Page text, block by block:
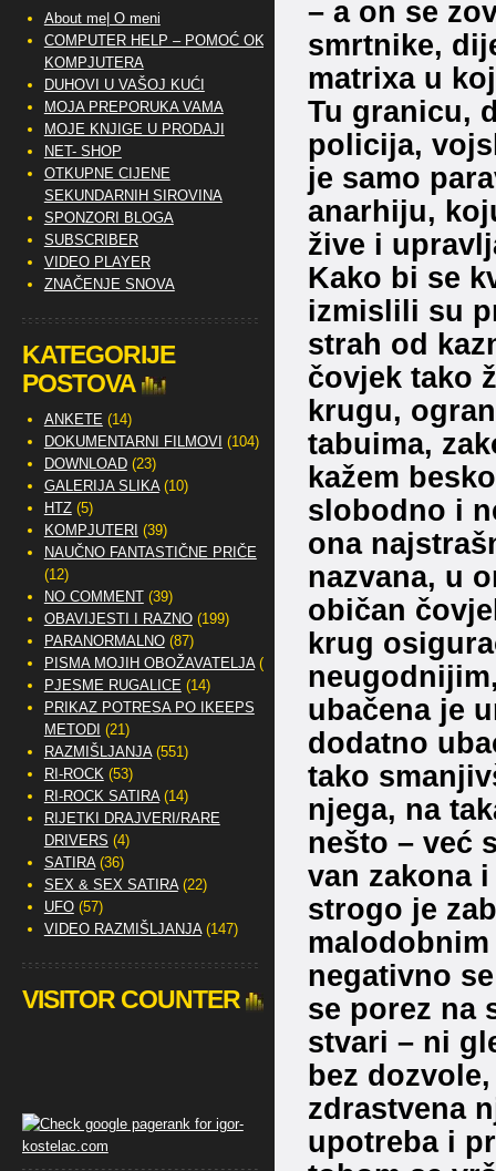
– a on se
smrtnike,
matrixa u
Tu granicu,
policija,
je samo
anarhiju,
žive i
Kako bi se
izmislili su
strah od
čovjek tako
krugu,
tabuima,
kažem
slobodno i
ona
nazvana, u
običan
krug
ubačena je
dodatno
tako
njega, na
nešto – već
van zakona
strogo je
negativno
se porez na
stvari – ni
bez
zdrastvena
upotreba i
About me| O meni
COMPUTER HELP – POMOĆ OKO
KOMPJUTERA
DUHOVI U VAŠOJ KUĆI
MOJA PREPORUKA VAMA
MOJE KNJIGE U PRODAJI
NET- SHOP
OTKUPNE CIJENE
SEKUNDARNIH SIROVINA
SPONZORI BLOGA
SUBSCRIBER
VIDEO PLAYER
ZNAČENJE SNOVA
KATEGORIJE
POSTOVA
ANKETE (14)
DOKUMENTARNI FILMOVI (104)
DOWNLOAD(23)
GALERIJA SLIKA(10)
HTZ(5)
KOMPJUTERI (39)
NAUČNO FANTASTIČNE PRIČE
(12)
NO COMMENT(39)
OBAVIJESTI I RAZNO(199)
PARANORMALNO(87)
PISMA MOJIH OBOŽAVATELJA(2)
PJESME RUGALICE (14)
PRIKAZ POTRESA PO IKEEPS
METODI (21)
RAZMIŠLJANJA(551)
RI-ROCK(53)
RI-ROCK SATIRA(14)
RIJETKI DRAJVERI/RARE
DRIVERS (4)
SATIRA(36)
SEX & SEX SATIRA(22)
UFO(57)
VIDEO RAZMIŠLJANJA(147)
VISITOR COUNTER